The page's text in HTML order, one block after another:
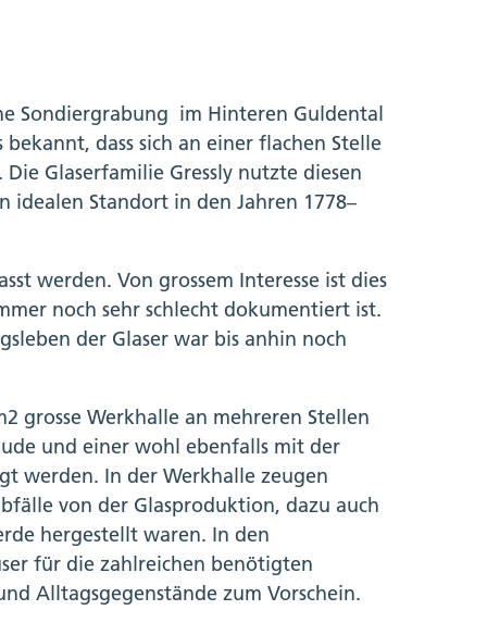
Sondiergrabung im Hinteren Guldental
dass sich an einer flachen Stelle
Glaserfamilie Gressly nutzte diesen
idealen Standort in den Jahren 1778–
werden. Von grossem Interesse ist dies
noch sehr schlecht dokumentiert ist.
der Glaser war bis anhin noch
grosse Werkhalle an mehreren Stellen
und einer wohl ebenfalls mit der
werden. In der Werkhalle zeugen
von der Glasproduktion, dazu auch
hergestellt waren. In den
für die zahlreichen benötigten
Alltagsgegenstände zum Vorschein.